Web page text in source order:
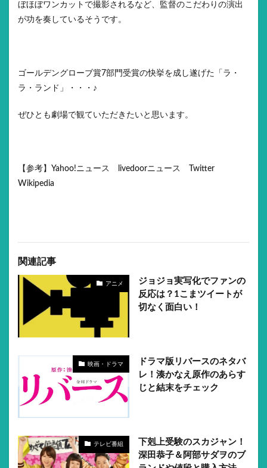
ぼほぼワンカットで撮影されるなど、監督のこだわりの演出
が功を奏しているそうです。
ゴールデングローブ賞7部門受賞の快挙を成し遂げた「ラ・
ラ・ランド」・・・♪
ぜひとも劇場で観ていただきたいと思います。
【参考】Yahoo!ニュース livedoorニュース Twitter
Wikipedia
関連記事
アニメ
ジョジョ実写化でファンの
反応は？1こまツイートが
切なく面白い！
映画・ドラマ
ドラマ版リバースのネタバ
レ！湊かなえ原作のあらす
じと結末をチェック
テレビ番組
下剋上受験のスカジャン！
深田恭子＆阿部サダヲのブ